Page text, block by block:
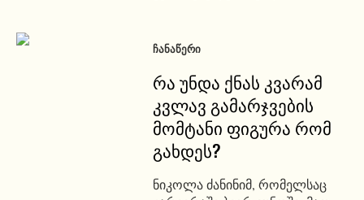
ᲩᲐᲜᲐᲬᲔᲠᲘ
რა უნდა ქნას კვარამ
კვლავ გამარჯვების
მომტანი ფიგურა რომ
გახდეს?
ნიკოლა ძანინიმ, რომელსაც